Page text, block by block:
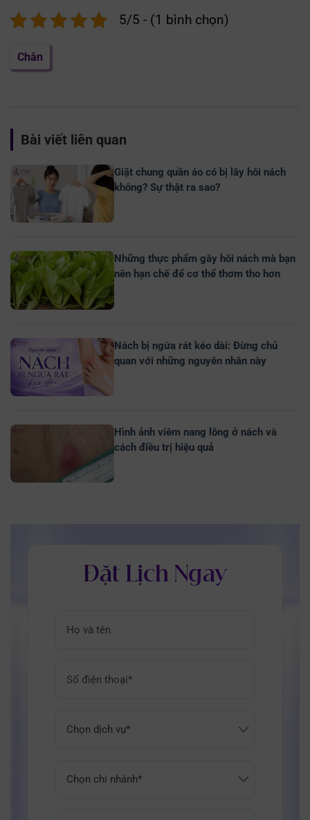
5/5 - (1 bình chọn)
Chân
Bài viết liên quan
Giặt chung quần áo có bị lây hôi nách
không? Sự thật ra sao?
Những thực phẩm gây hôi nách mà bạn
nên hạn chế để cơ thể thơm tho hơn
Nách bị ngứa rát kéo dài: Đừng chủ
quan với những nguyên nhân này
Hình ảnh viêm nang lông ở nách và
cách điều trị hiệu quả
Đặt Lịch Ngay